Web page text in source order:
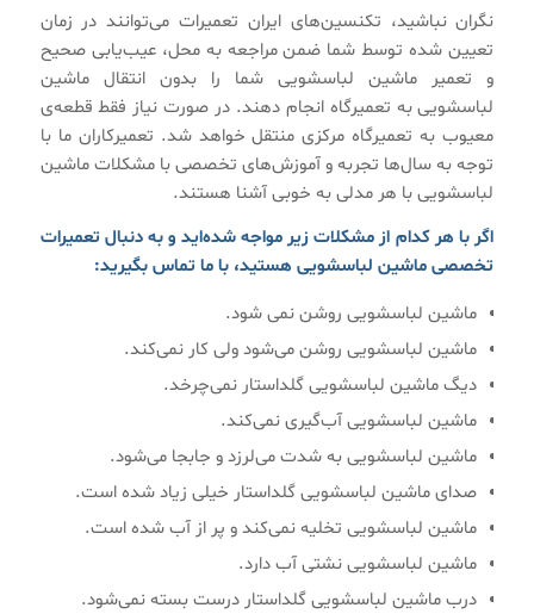
نگران نباشید، تکنسین‌های ایران تعمیرات می‌توانند در زمان
تعیین شده توسط شما ضمن مراجعه به محل، عیب‌یابی صحیح
و تعمیر ماشین لباسشویی شما را بدون انتقال ماشین
لباسشویی به تعمیرگاه انجام دهند. در صورت نیاز فقط قطعه‌ی
معیوب به تعمیرگاه مرکزی منتقل خواهد شد. تعمیرکاران ما با
توجه به سال‌ها تجربه و آموزش‌های تخصصی با مشکلات ماشین
لباسشویی با هر مدلی به خوبی آشنا هستند.
اگر با هر کدام از مشکلات زیر مواجه شده‌اید و به دنبال تعمیرات
تخصصی ماشین لباسشویی هستید، با ما تماس بگیرید:
ماشین لباسشویی روشن نمی شود.
ماشین لباسشویی روشن می‌شود ولی کار نمی‌کند.
دیگ ماشین لباسشویی گلداستار نمی‌چرخد.
ماشین لباسشویی آب‌گیری نمی‌کند.
ماشین لباسشویی به شدت می‌لرزد و جابجا می‌شود.
صدای ماشین لباسشویی گلداستار خیلی زیاد شده است.
ماشین لباسشویی تخلیه نمی‌کند و پر از آب شده است.
ماشین لباسشویی نشتی آب دارد.
درب ماشین لباسشویی گلداستار درست بسته نمی‌شود.